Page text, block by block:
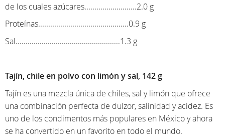
de los cuales azúcares..........................2.0 g
Proteínas.............................................0.9 g
Sal....................................................1.3 g
Tajín, chile en polvo con limón y sal, 142 g
Tajín es una mezcla única de chiles, sal y limón que ofrece
una combinación perfecta de dulzor, salinidad y acidez. Es
uno de los condimentos más populares en México y ahora
se ha convertido en un favorito en todo el mundo.